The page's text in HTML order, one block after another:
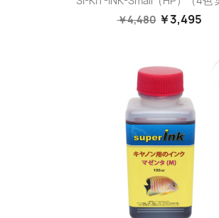
￥4,480 ￥3,495